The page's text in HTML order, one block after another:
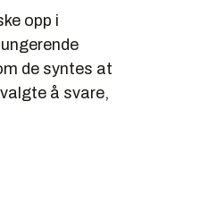
opp i
de syntes at
å svare,